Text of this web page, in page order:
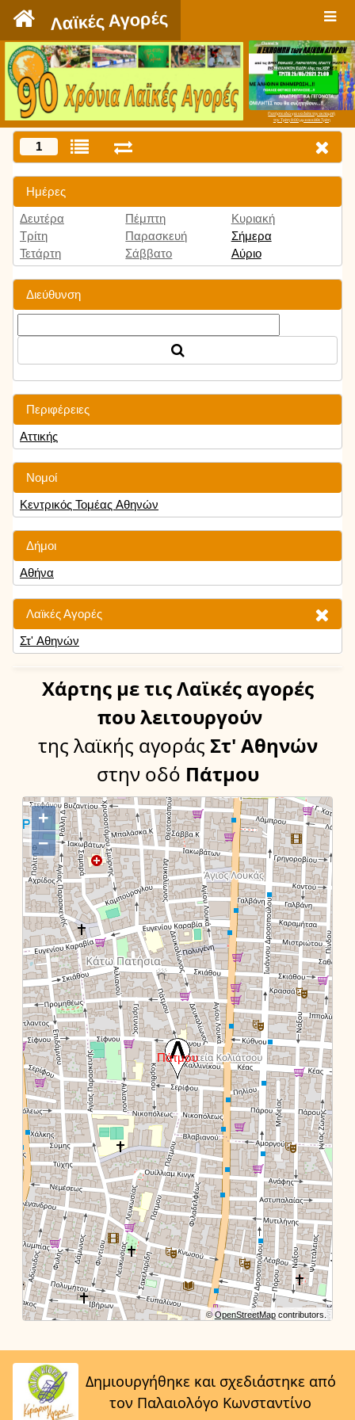
Λαϊκές Αγορές
Πατήστε εδώ για να δείτε την εκπομπή
την Τρίτη 9:00 μμ και κάθε Τρίτη
1
Ημέρες
Δευτέρα
Τρίτη
Τετάρτη
Πέμπτη
Παρασκευή
Σάββατο
Κυριακή
Σήμερα
Αύριο
Διεύθυνση
Περιφέρειες
Αττικής
Νομοί
Κεντρικός Τομέας Αθηνών
Δήμοι
Αθήνα
Λαϊκές Αγορές
Στ' Αθηνών
Χάρτης με τις Λαϊκές αγορές
που λειτουργούν
της λαϊκής αγοράς Στ' Αθηνών
στην οδό Πάτμου
+
−
©OpenStreetMapcontributors.
Δημιουργήθηκε και σχεδιάστηκε από
τον Παλαιολόγο Κωνσταντίνο